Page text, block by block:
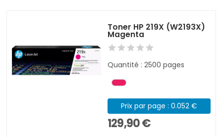
Toner HP 219X (W2193X)
Magenta
Quantité : 2500 pages
Prix par page : 0.052 €
129,90 €